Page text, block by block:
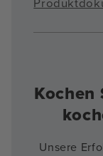
Kochen
Unsere